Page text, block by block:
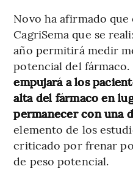
Novo ha afirmado
CagriSema que se
año permitirá medir
potencial del fármaco.
empujará a los
alta del fármaco en
permanecer con una
elemento de los
criticado por frenar
de peso potencial.